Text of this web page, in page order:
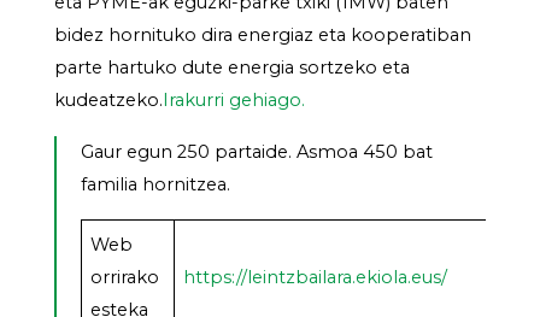
bidez hornituko dira energiaz eta kooperatiban
parte hartuko dute energia sortzeko eta
kudeatzeko.Irakurri gehiago.
Gaur egun 250 partaide. Asmoa 450 bat
familia hornitzea.
Web
orrirako
esteka
https://leintzbailara.ekiola.eus/